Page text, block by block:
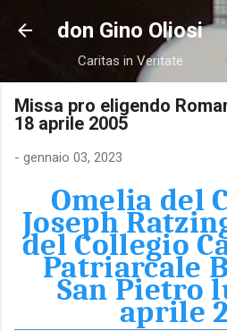
Passa ai contenuti
don Gino Oliosi
Caritas in Veritate
Missa pro eligendo
18 aprile 2005
- gennaio 03, 2023
Omelia del
Joseph
del Collegio
Patriarcale
San Pietro
aprile